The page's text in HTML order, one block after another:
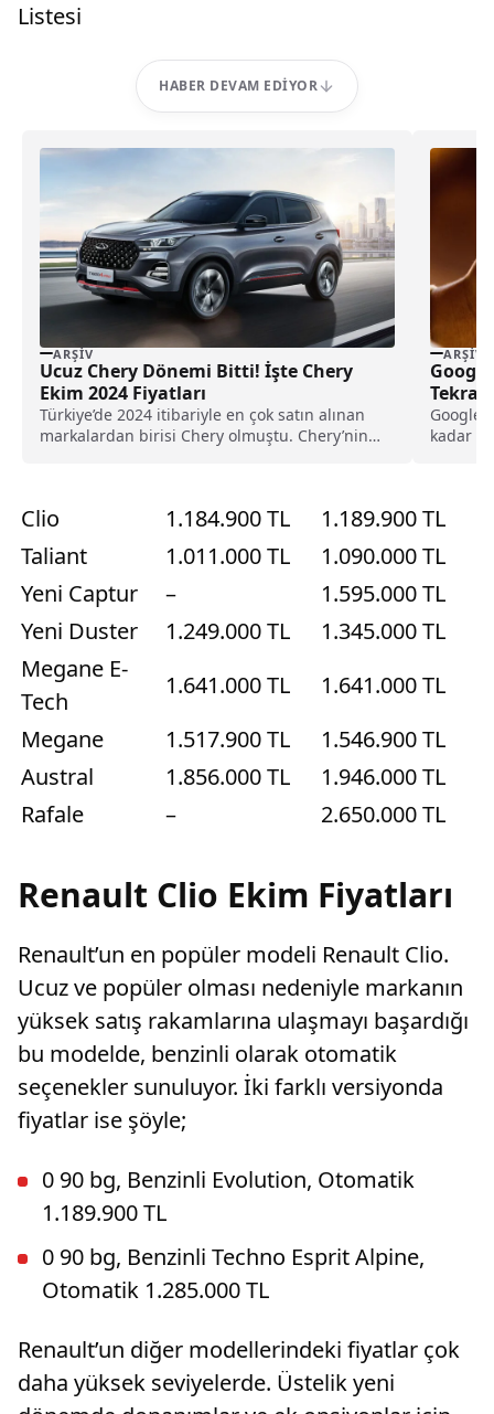
Listesi
HABER DEVAM EDIYOR
ARŞIV
Ucuz Chery Dönemi Bitti! İşte Chery
Ekim 2024 Fiyatları
Türkiye’de 2024 itibariyle en çok satın alınan
markalardan birisi Chery olmuştu. Chery’nin
ARŞIV
Google,
kadar
Clio 1.184.900 TL
1.189.900 TL
Taliant
1.011.000 TL
1.090.000 TL
Yeni Captur
–
1.595.000 TL
Yeni Duster
1.249.000 TL
1.345.000 TL
Megane E-
Tech
1.641.000 TL
1.641.000 TL
Megane
1.517.900 TL
1.546.900 TL
Austral
1.856.000 TL
1.946.000 TL
Rafale
– 2.650.000 TL
Renault Clio Ekim Fiyatları
Renault’un en popüler modeli Renault Clio.
Ucuz ve popüler olması nedeniyle markanın
yüksek satış rakamlarına ulaşmayı başardığı
bu modelde, benzinli olarak otomatik
seçenekler sunuluyor. İki farklı versiyonda
fiyatlar ise şöyle;
0 90 bg, Benzinli Evolution, Otomatik
1.189.900 TL
0 90 bg, Benzinli Techno Esprit Alpine,
Otomatik 1.285.000 TL
Renault’un diğer modellerindeki fiyatlar çok
daha yüksek seviyelerde. Üstelik yeni